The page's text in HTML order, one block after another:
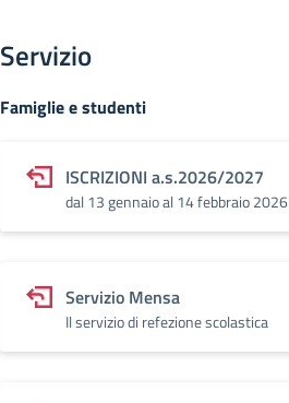
Servizio
Famiglie e studenti
ISCRIZIONI a.s.2026/2027
dal 13 gennaio al 14 febbraio 2026
Servizio Mensa
Il servizio di refezione scolastica